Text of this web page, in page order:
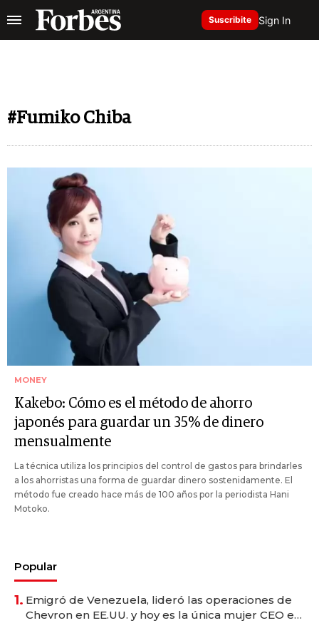
Suscribite Sign In
#Fumiko Chiba
MONEY
Kakebo: Cómo es el método de ahorro
japonés para guardar un 35% de dinero
mensualmente
La técnica utiliza los principios del control de gastos para brindarles
a los ahorristas una forma de guardar dinero sostenidamente. El
método fue creado hace más de 100 años por la periodista Hani
Motoko.
Popular
1. Emigró de Venezuela, lideró las operaciones de
Chevron en EE.UU. y hoy es la única mujer CEO en